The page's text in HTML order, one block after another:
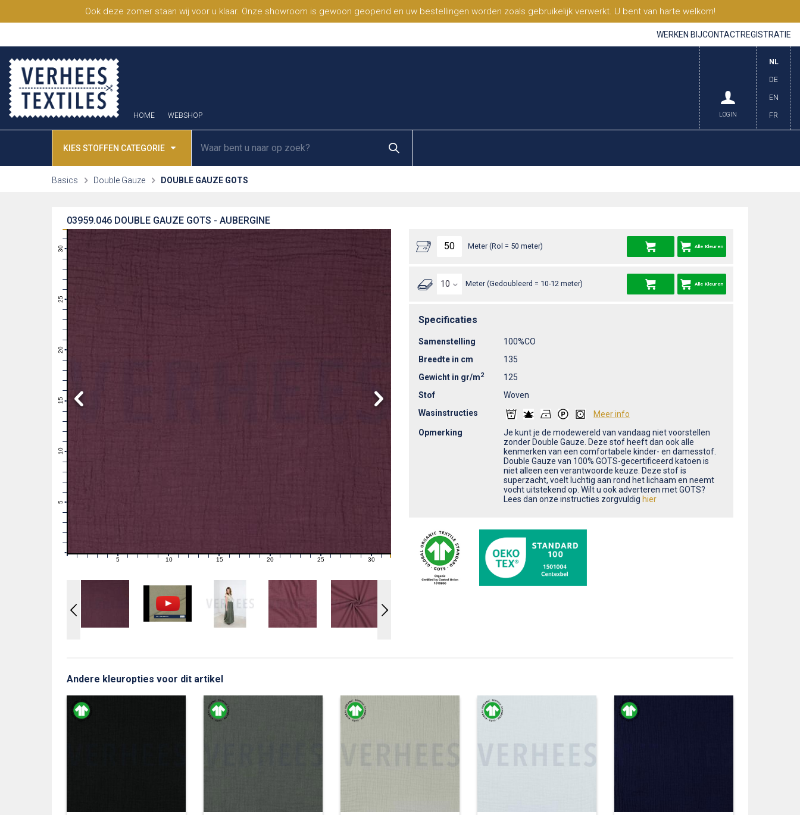
Ook deze zomer staan wij voor u klaar. Onze showroom is gewoon geopend en uw bestellingen worden zoals gebruikelijk verwerkt. U bent van harte welkom!
WERKEN BIJCONTACTREGISTRATIE
HOME WEBSHOP
NL
DE
EN
FR
LOGIN
KIES STOFFEN CATEGORIE
Basics Double Gauze DOUBLE GAUZE GOTS
DOUBLE GAUZE GOTS - AUBERGINE
03959.046
10
11
12
13
14
15
16
17
18
19
20
21
22
23
24
25
26
27
28
29
30
1 2 3 4 6 7 8 9 11 12 13 14 16 17 18 19 21 22 23 24 26 27 28 29 31
Meter (Rol = 50 meter) Alle Kleuren
Meter (Gedoubleerd = 10-12 meter) Alle Kleuren
Specificaties
Samenstelling
100%CO
Breedte in cm
135
Gewicht in gr/m2
125
Stof
Woven
Wasinstructies
Meer info
Opmerking
Je kunt je de modewereld van vandaag niet voorstellen
zonder Double Gauze. Deze stof heeft dan ook alle
kenmerken van een comfortabele kinder- en damesstof.
Double Gauze van 100% GOTS-gecertificeerd katoen is
niet alleen een verantwoorde keuze. Deze stof is
superzacht, voelt luchtig aan rond het lichaam en neemt
vocht uitstekend op. Wilt u ook adverteren met GOTS?
Lees dan onze instructies zorgvuldig hier
Andere kleuropties voor dit artikel